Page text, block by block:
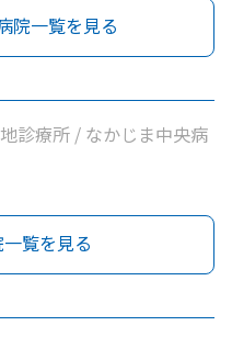
院一覧を見る
診療所 / なかじま中央病
覧を見る